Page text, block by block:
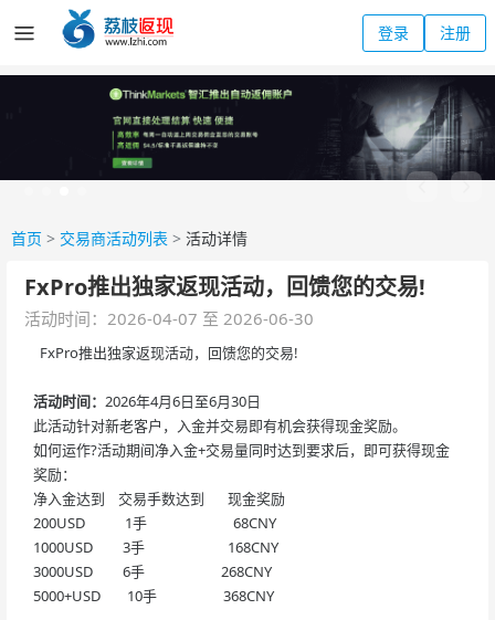
登录 注册
首页 > 交易商活动列表 > 活动详情
FxPro推出独家返现活动，回馈您的交易!
活动时间：2026-04-07 至 2026-06-30
FxPro推出独家返现活动，回馈您的交易!
活动时间： 2026年4月6日至6月30日
此活动针对新老客户，入金并交易即有机会获得现金奖励。
如何运作?活动期间净入金+交易量同时达到要求后，即可获得现金
奖励：
净入金达到 交易手数达到 现金奖励
200USD 1手 68CNY
1000USD 3手 168CNY
3000USD 6手 268CNY
5000+USD 10手 368CNY